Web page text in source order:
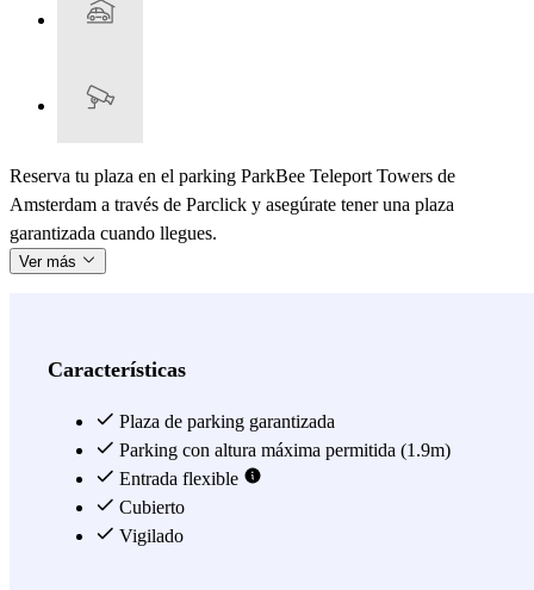
Reserva tu plaza en el parking ParkBee Teleport Towers de
Amsterdam a través de Parclick y asegúrate tener una plaza
garantizada cuando llegues.
Ver más
Características
Plaza de parking garantizada
Parking con altura máxima permitida (1.9m)
Entrada flexible
Cubierto
Vigilado